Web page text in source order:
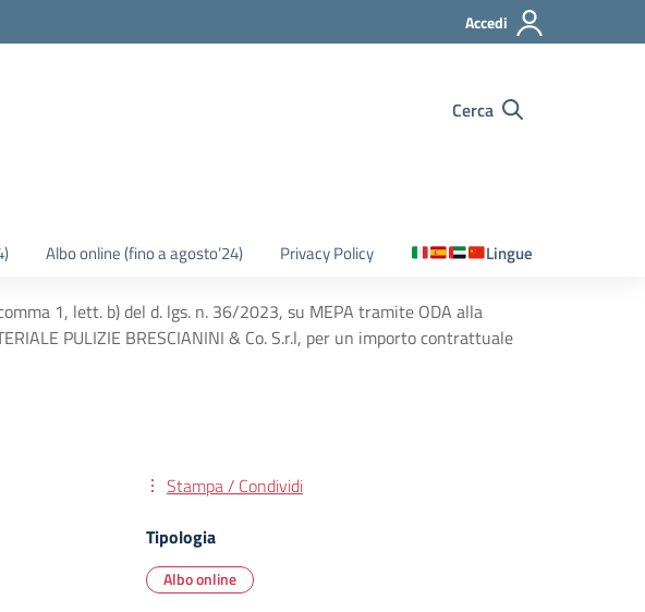
Accedi
Cerca
Albo online (fino a agosto’24) Privacy Policy Lingue
1, lett. b) del d. lgs. n. 36/2023, su MEPA tramite ODA alla
PULIZIE BRESCIANINI & Co. S.r.l, per un importo contrattuale
Stampa / Condividi
Tipologia
Albo online